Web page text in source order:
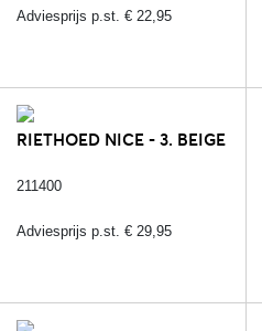
Adviesprijs p.st. € 22,95
RIETHOED NICE - 3. BEIGE
211400
Adviesprijs p.st. € 29,95